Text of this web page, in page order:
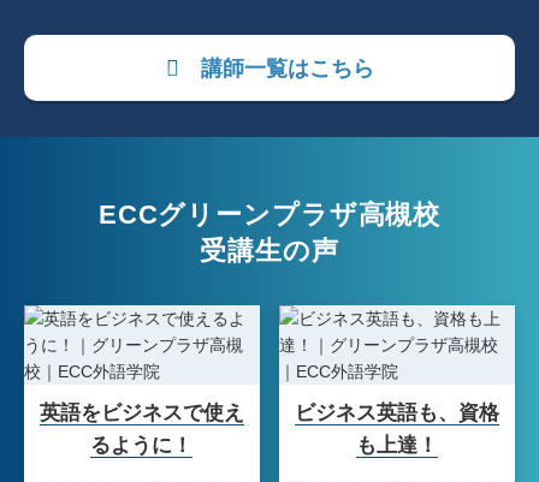
講師一覧はこちら
ECCグリーンプラザ高槻校
受講生の声
英語をビジネスで使え
るように！
ビジネス英語も、資格
も上達！